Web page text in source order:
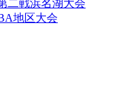
二戦浜名湖大会
地区大会